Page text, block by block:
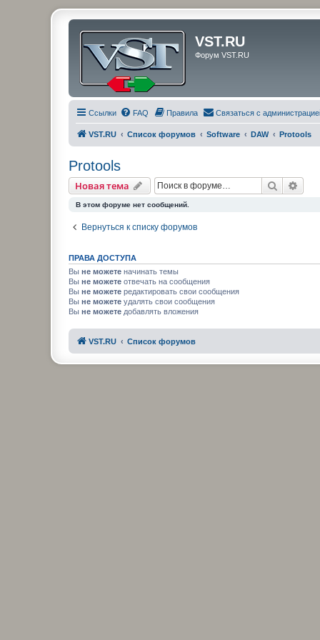
VST.RU
Форум VST.RU
Ссылки FAQ Правила Связаться с
VST.RU Список форумов Software DAW Protools
Protools
Новая тема Поиск
В этом форуме нет сообщений.
Вернуться к списку форумов
ПРАВА ДОСТУПА
Вы не можете начинать темы
Вы не можете отвечать на сообщения
Вы не можете редактировать свои сообщения
Вы не можете удалять свои сообщения
Вы не можете добавлять вложения
VST.RU Список форумов